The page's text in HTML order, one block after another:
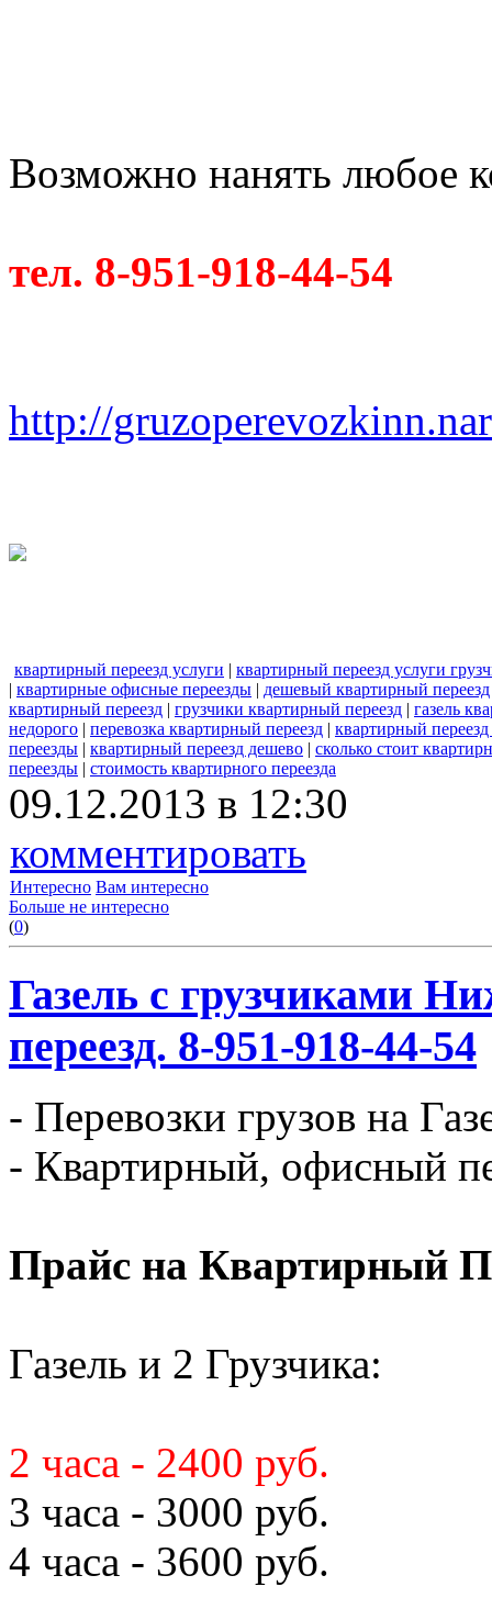
Возможно нанять любое
тел. 8-951-918-44-54
http://
квартирный переезд услуги | квартирный переезд услуги
| квартирные офисные переезды | дешевый квартирный переезд
квартирный переезд | грузчики квартирный переезд | газель
недорого | перевозка квартирный переезд | квартирный
переезды | квартирный переезд дешево | сколько стоит
переезды | стоимость квартирного переезда
09.12.2013 в 12:30
комментировать
Интересно Вам интересно
Больше не интересно
(0)
Газель с грузчиками
переезд. 8-951-918-44-54
- Перевозки грузов на
- Квартирный, офисный
Прайс на Квартирный
Газель и 2 Грузчика:
2 часа - 2400 руб.
3 часа - 3000 руб.
4 часа - 3600 руб.